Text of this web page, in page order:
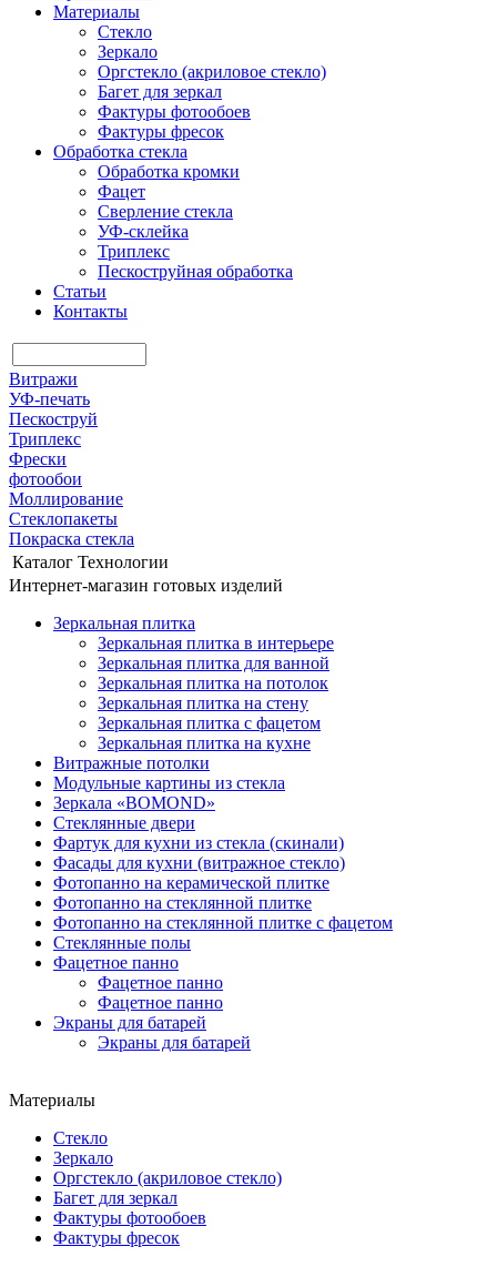
Материалы
Стекло
Зеркало
Оргстекло (акриловое стекло)
Багет для зеркал
Фактуры фотообоев
Фактуры фресок
Обработка стекла
Обработка кромки
Фацет
Сверление стекла
УФ-склейка
Триплекс
Пескоструйная обработка
Статьи
Контакты
Витражи
УФ-печать
Пескоструй
Триплекс
Фрески
фотообои
Моллирование
Стеклопакеты
Покраска стекла
Каталог Технологии
Интернет-магазин готовых изделий
Зеркальная плитка
Зеркальная плитка в интерьере
Зеркальная плитка для ванной
Зеркальная плитка на потолок
Зеркальная плитка на стену
Зеркальная плитка с фацетом
Зеркальная плитка на кухне
Витражные потолки
Модульные картины из стекла
Зеркала «BOMOND»
Стеклянные двери
Фартук для кухни из стекла (скинали)
Фасады для кухни (витражное стекло)
Фотопанно на керамической плитке
Фотопанно на стеклянной плитке
Фотопанно на стеклянной плитке с фацетом
Стеклянные полы
Фацетное панно
Фацетное панно
Фацетное панно
Экраны для батарей
Экраны для батарей
Материалы
Стекло
Зеркало
Оргстекло (акриловое стекло)
Багет для зеркал
Фактуры фотообоев
Фактуры фресок